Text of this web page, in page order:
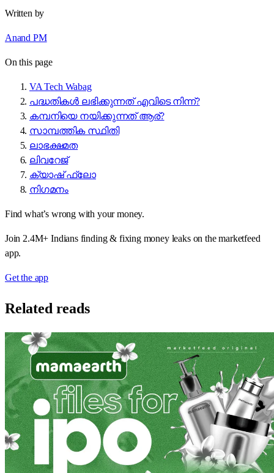
Written by
Anand PM
On this page
VA Tech Wabag
പദ്ധതികൾ ലഭിക്കുന്നത് എവിടെ നിന്ന്?
കമ്പനിയെ നയിക്കുന്നത് ആര്?
സാമ്പത്തിക സ്ഥിതി
ലാഭക്ഷമത
ലിവറേജ്
ക്യാഷ് ഫ്ലോ
നിഗമനം
Find what’s wrong with your money.
Join 2.4M+ Indians finding & fixing money leaks on the marketfeed
app.
Get the app
Related reads